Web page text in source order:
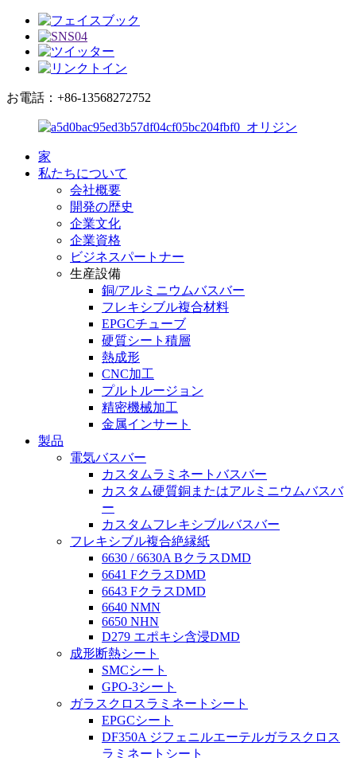
お電話：+86-13568272752
家
私たちについて
会社概要
開発の歴史
企業文化
企業資格
ビジネスパートナー
生産設備
銅/アルミニウムバスバー
フレキシブル複合材料
EPGCチューブ
硬質シート積層
熱成形
CNC加工
プルトルージョン
精密機械加工
金属インサート
製品
電気バスバー
カスタムラミネートバスバー
カスタム硬質銅またはアルミニウムバスバ
ー
カスタムフレキシブルバスバー
フレキシブル複合絶縁紙
6630 / 6630A BクラスDMD
6641 FクラスDMD
6643 FクラスDMD
6640 NMN
6650 NHN
D279 エポキシ含浸DMD
成形断熱シート
SMCシート
GPO-3シート
ガラスクロスラミネートシート
EPGCシート
DF350A ジフェニルエーテルガラスクロス
ラミネートシート